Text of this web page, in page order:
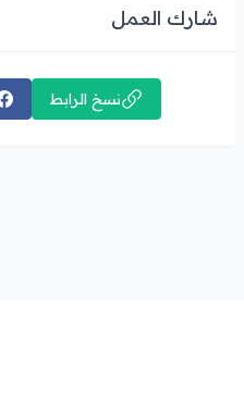
شارك العمل
نسخ الرابط